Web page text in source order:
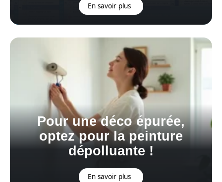
En savoir plus
Pour une déco épurée,
optez pour la peinture
dépolluante !
En savoir plus